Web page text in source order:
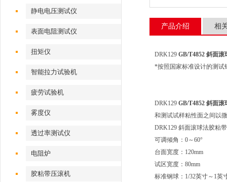
静电电压测试仪
表面电阻测试仪
扭矩仪
智能拉力试验机
疲劳试验机
雾度仪
透过率测试仪
电阻炉
胶粘带压滚机
产品介绍 相
DRK129 GB/T4852 斜面
*按照国家标准设计的测试
DRK129 GB/T4852 斜面
和测试试样粘性面之间以
DRK129 斜面滚球法胶粘
可调倾角：0～60°
台面宽度：120mm
试区宽度：80mm
标准钢球：1/32英寸～1英